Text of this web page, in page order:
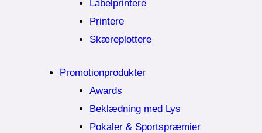
Labelprintere
Printere
Skæreplottere
Promotionprodukter
Awards
Beklædning med Lys
Pokaler & Sportspræmier